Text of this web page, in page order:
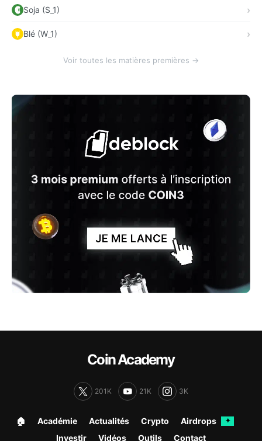
Soja (S_1)
Blé (W_1)
Voir toutes les matières premières →
Coin Academy
201K 21K 3K
🏠︎ Académie Actualités Crypto Airdrops ✦
Investir Vidéos Outils Contact